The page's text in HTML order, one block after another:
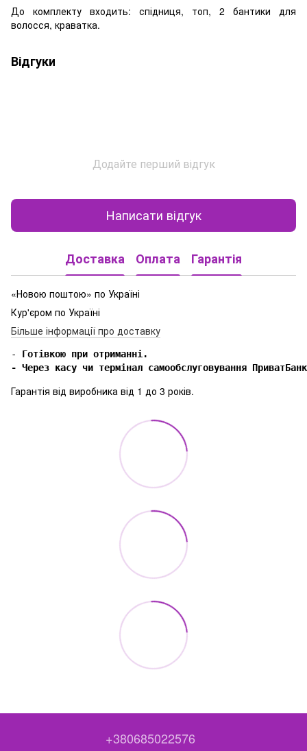
До комплекту входить: спідниця, топ, 2 бантики для
волосся, краватка.
Відгуки
Додайте перший відгук
Написати відгук
Доставка Оплата Гарантія
«Новою поштою» по Україні
Кур'єром по Україні
Більше інформації про доставку
-
Готівкою при отриманні.
- Через касу чи термінал самообслуговування ПриватБанк
Гарантія від виробника від 1 до 3 років.
+380685022576